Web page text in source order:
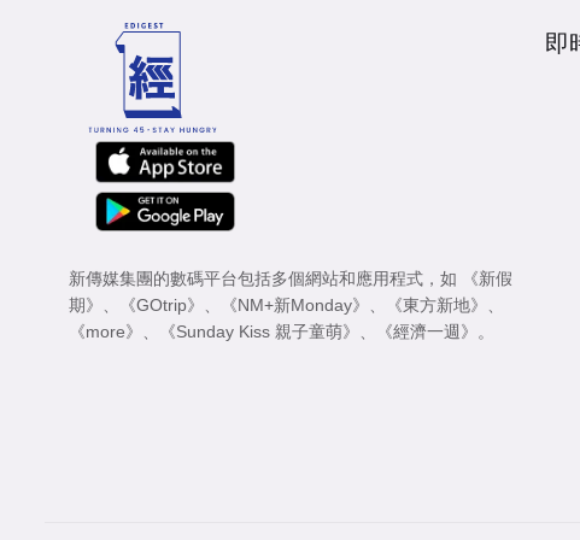
新傳媒集團的數碼平台包括多個網站和應用程式，如
《新假
期》
《GOtrip》 《NM+新Monday》 《東方新地》
《more》
《Sunday Kiss 親子童萌》 《經濟一週》 。
即